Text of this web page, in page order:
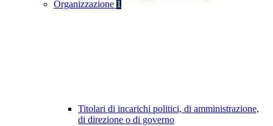
Organizzazione 1
Titolari di incarichi politici, di amministrazione,
di direzione o di governo